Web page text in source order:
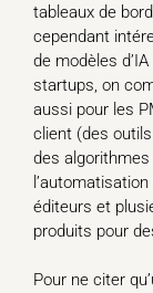
tableaux de
cependant
de modèles
startups, on
aussi pour les
client (des
des
éditeurs et
produits pour
Pour ne citer